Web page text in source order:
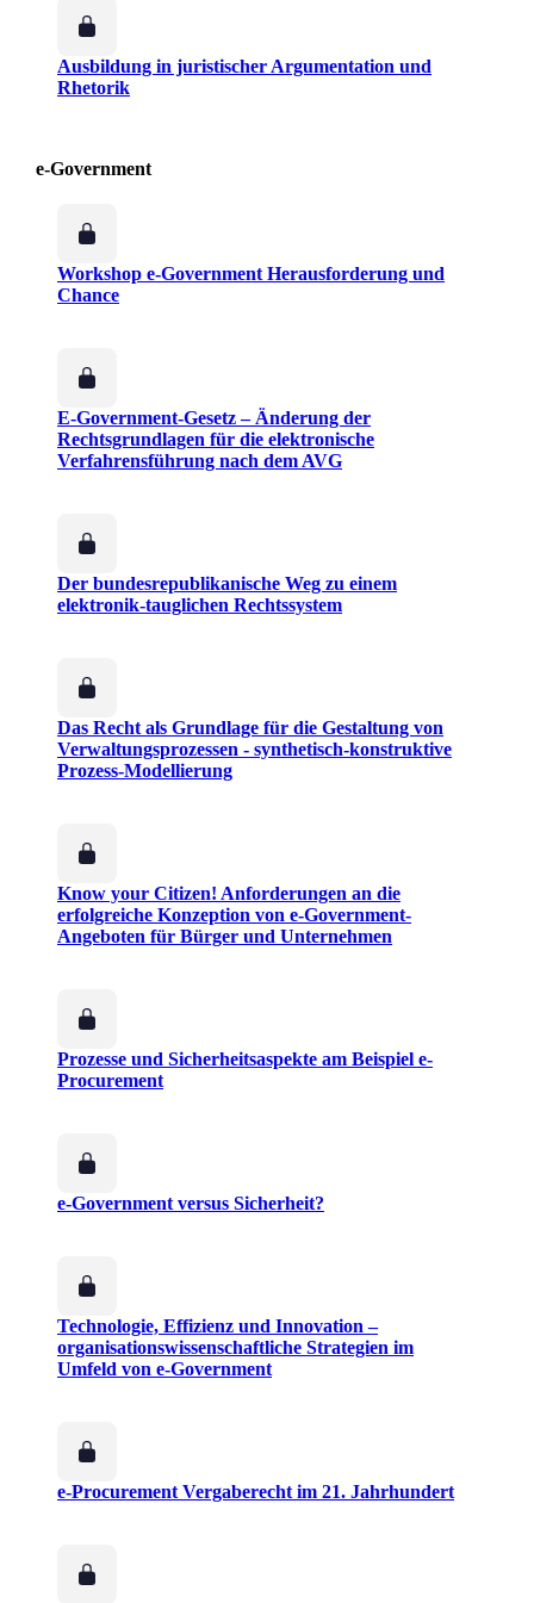
Ausbildung in juristischer Argumentation und
Rhetorik
e-Government
Workshop e-Government Herausforderung und
Chance
E-Government-Gesetz – Änderung der
Rechtsgrundlagen für die elektronische
Verfahrensführung nach dem AVG
Der bundesrepublikanische Weg zu einem
elektronik-tauglichen Rechtssystem
Das Recht als Grundlage für die Gestaltung von
Verwaltungsprozessen - synthetisch-konstruktive
Prozess-Modellierung
Know your Citizen! Anforderungen an die
erfolgreiche Konzeption von e-Government-
Angeboten für Bürger und Unternehmen
Prozesse und Sicherheitsaspekte am Beispiel e-
Procurement
e-Government versus Sicherheit?
Technologie, Effizienz und Innovation –
organisationswissenschaftliche Strategien im
Umfeld von e-Government
e-Procurement Vergaberecht im 21. Jahrhundert